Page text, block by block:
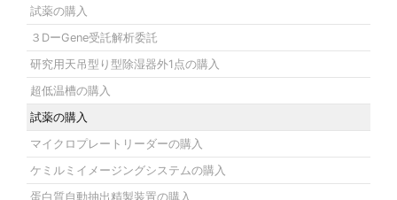
試薬の購入
３DーGene受託解析委託
研究用天吊型り型除湿器外1点の購入
超低温槽の購入
試薬の購入
マイクロプレートリーダーの購入
ケミルミイメージングシステムの購入
蛋白質自動抽出精製装置の購入